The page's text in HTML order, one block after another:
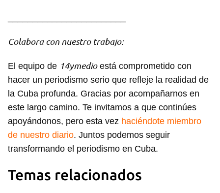
Colabora con nuestro trabajo:
El equipo de 14ymedioestá comprometido con
hacer un periodismo serio que refleje la realidad de
la Cuba profunda. Gracias por acompañarnos en
este largo camino. Te invitamos a que continúes
apoyándonos, pero esta vez haciéndote miembro
de nuestro diario. Juntos podemos seguir
transformando el periodismo en Cuba.
Temas relacionados